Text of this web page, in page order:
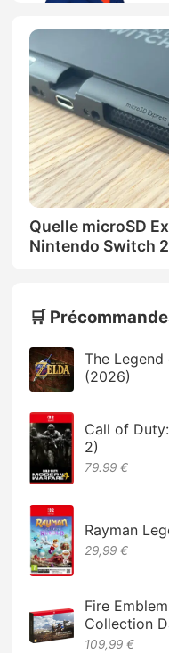
Quelle microSD
Nintendo Switch
🛒
The
(2026)
Call of
2)
79.99 €
Rayman
29,99 €
Fire
Collection
109,99 €